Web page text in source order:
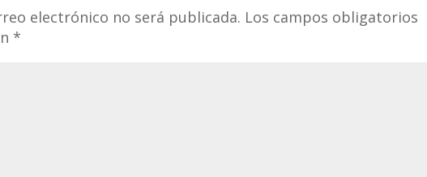
electrónico no será publicada. Los campos obligatorios
*